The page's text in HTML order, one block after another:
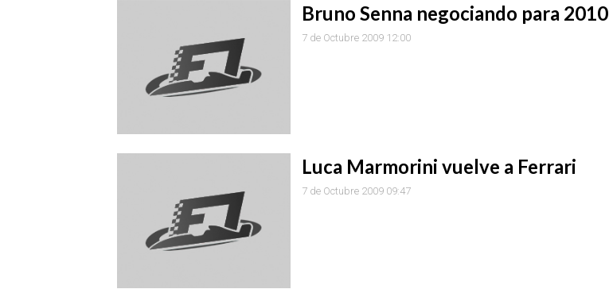
Bruno Senna negociando para 2010
7 de Octubre 2009 12:00
Luca Marmorini vuelve a Ferrari
7 de Octubre 2009 09:47